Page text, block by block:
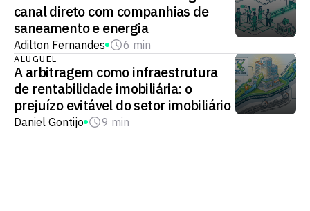
canal direto com companhias de
saneamento e energia
Adilton Fernandes 6 min
ALUGUEL
A arbitragem como infraestrutura
de rentabilidade imobiliária: o
prejuízo evitável do setor imobiliário
Daniel Gontijo 9 min